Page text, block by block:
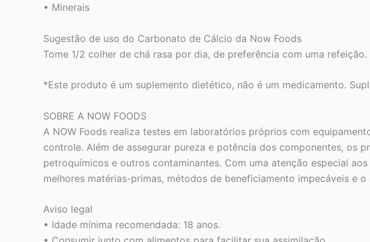
• Minerais
Sugestão de uso do Carbonato de Cálcio da Now Foods
Tome 1/2 colher de chá rasa por dia, de preferência com uma refeição.
*Este produto é um suplemento dietético, não é um medicamento.
SOBRE A NOW FOODS
A NOW Foods realiza testes em laboratórios próprios com
controle. Além de assegurar pureza e potência dos componentes, os
petroquímicos e outros contaminantes. Com uma atenção especial
melhores matérias-primas, métodos de beneficiamento impecáveis e
Aviso legal
• Idade mínima recomendada: 18 anos.